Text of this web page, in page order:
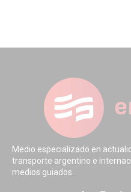
Medio especializado en
transporte argentino e
medios guiados.